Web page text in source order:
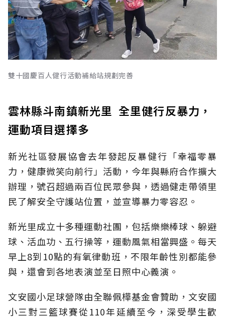
雙十國慶百人健行活動補給站規劃完善
雲林縣斗南鎮新光里 全里健行反暴力，
運動項目選擇多
新光社區發展協會去年發起反暴健行「幸福零暴
力，健康微笑向前行」活動，今年與縣府合作擴大
辦理，號召超過兩百位民眾參與，透過健走帶領里
民了解安全守護站位置，並宣導暴力零容忍。
新光里成立十多種運動社團，包括樂樂棒球、躲避
球、活血功、五行操等，運動風氣相當興盛。每天
早上8到10點的有氧律動班，不限年齡性別都能參
與，還會到各地表演並至日照中心義演。
文安國小足球營隊由全聯佩樺基金會贊助，文安國
小三對三籃球賽從110年延續至今，深受學生歡